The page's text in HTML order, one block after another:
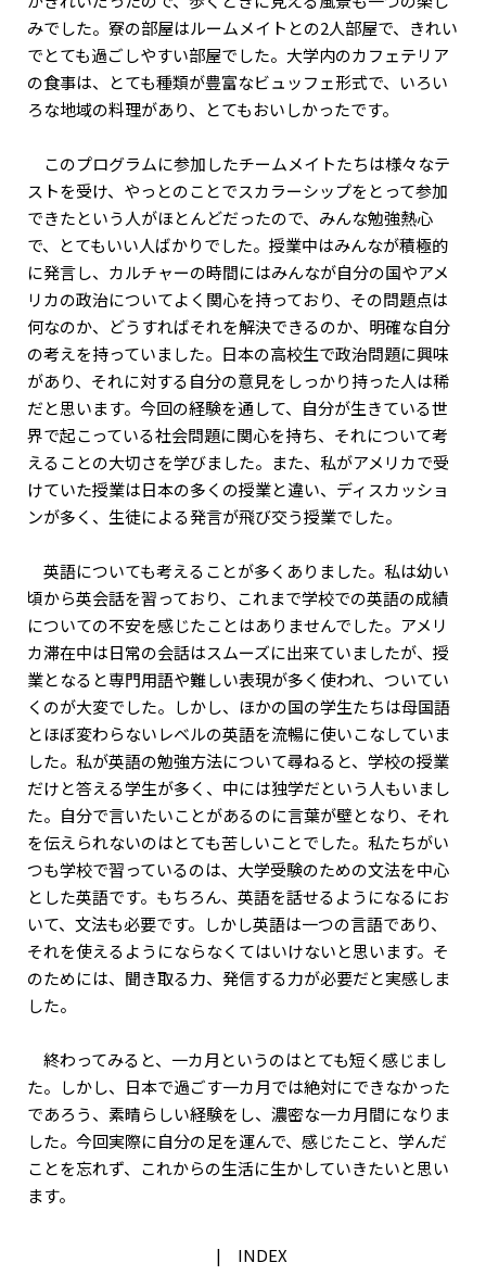
みでした。寮の部屋はルームメイトとの2人部屋で、きれい
でとても過ごしやすい部屋でした。大学内のカフェテリア
の食事は、とても種類が豊富なビュッフェ形式で、いろい
ろな地域の料理があり、とてもおいしかったです。
このプログラムに参加したチームメイトたちは様々なテ
ストを受け、やっとのことでスカラーシップをとって参加
できたという人がほとんどだったので、みんな勉強熱心
で、とてもいい人ばかりでした。授業中はみんなが積極的
に発言し、カルチャーの時間にはみんなが自分の国やアメ
リカの政治についてよく関心を持っており、その問題点は
何なのか、どうすればそれを解決できるのか、明確な自分
の考えを持っていました。日本の高校生で政治問題に興味
があり、それに対する自分の意見をしっかり持った人は稀
だと思います。今回の経験を通して、自分が生きている世
界で起こっている社会問題に関心を持ち、それについて考
えることの大切さを学びました。また、私がアメリカで受
けていた授業は日本の多くの授業と違い、ディスカッショ
ンが多く、生徒による発言が飛び交う授業でした。
英語についても考えることが多くありました。私は幼い
頃から英会話を習っており、これまで学校での英語の成績
についての不安を感じたことはありませんでした。アメリ
カ滞在中は日常の会話はスムーズに出来ていましたが、授
業となると専門用語や難しい表現が多く使われ、ついてい
くのが大変でした。しかし、ほかの国の学生たちは母国語
とほぼ変わらないレベルの英語を流暢に使いこなしていま
した。私が英語の勉強方法について尋ねると、学校の授業
だけと答える学生が多く、中には独学だという人もいまし
た。自分で言いたいことがあるのに言葉が壁となり、それ
を伝えられないのはとても苦しいことでした。私たちがい
つも学校で習っているのは、大学受験のための文法を中心
とした英語です。もちろん、英語を話せるようになるにお
いて、文法も必要です。しかし英語は一つの言語であり、
それを使えるようにならなくてはいけないと思います。そ
のためには、聞き取る力、発信する力が必要だと実感しま
した。
終わってみると、一カ月というのはとても短く感じまし
た。しかし、日本で過ごす一カ月では絶対にできなかった
であろう、素晴らしい経験をし、濃密な一カ月間になりま
した。今回実際に自分の足を運んで、感じたこと、学んだ
ことを忘れず、これからの生活に生かしていきたいと思い
ます。
INDEX